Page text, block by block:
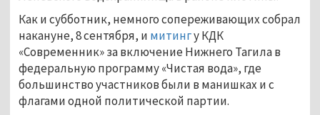
Как и субботник, немного сопереживающих собрал
накануне, 8 сентября, и митингу КДК
«Современник» за включение Нижнего Тагила в
федеральную программу «Чистая вода», где
большинство участников были в манишках и с
флагами одной политической партии.